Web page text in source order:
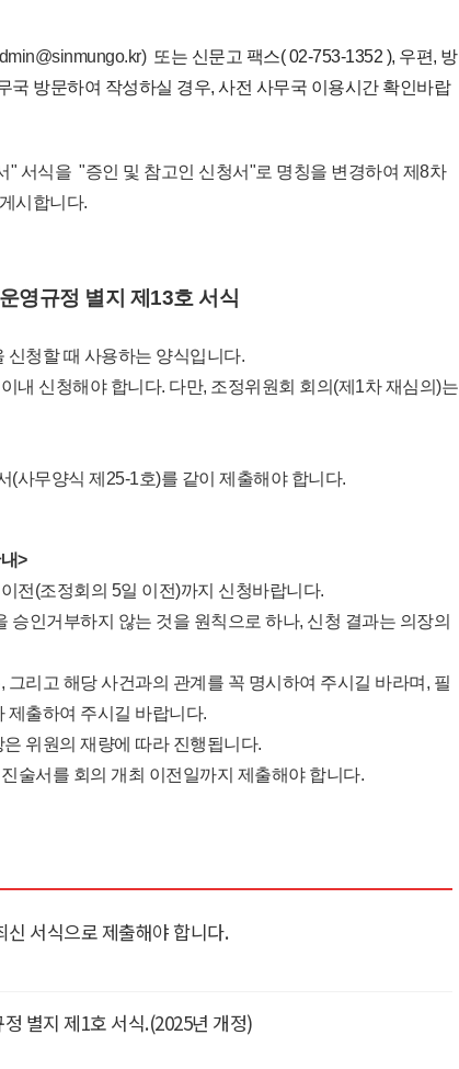
또는 신문고 팩스( 02-753-1352 ), 우편, 방
국 방문하여 작성하실 경우, 사전 사무국 이용시간 확인바랍
" 서식을 "증인 및 참고인 신청서"로 명칭을 변경하여 제8차
시합니다.
영규정 별지 제13호 서식
신청할 때 사용하는 양식입니다.
내 신청해야 합니다. 다만, 조정위원회 회의(제1차 재심의)는
(사무양식 제25-1호)를 같이 제출해야 합니다.
>
전(조정회의 5일 이전)까지 신청바랍니다.
승인거부하지 않는 것을 원칙으로 하나, 신청 결과는 의장의
리고 해당 사건과의 관계를 꼭 명시하여 주시길 바라며, 필
제출하여 주시길 바랍니다.
위원의 재량에 따라 진행됩니다.
술서를 회의 개최 이전일까지 제출해야 합니다.
서식으로 제출해야 합니다.
별지 제1호 서식.(2025년 개정)